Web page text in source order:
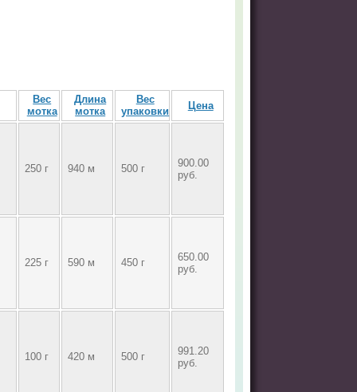
Вес
мотка
Длина
мотка
Вес
упаковки
Цена
250 г 940 м 500 г
900.00
руб.
225 г 590 м 450 г
650.00
руб.
100 г 420 м 500 г
991.20
руб.